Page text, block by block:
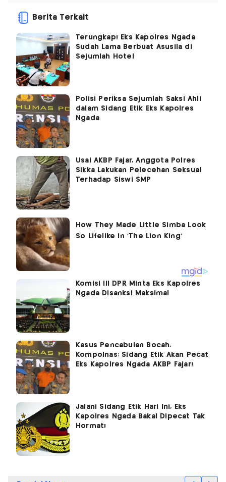
Berita Terkait
Terungkap! Eks Kapolres Ngada
Sudah Lama Berbuat Asusila di
Sejumlah Hotel
Polisi Periksa Sejumlah Saksi Ahli
dalam Sidang Etik Eks Kapolres
Ngada
Usai AKBP Fajar, Anggota Polres
Sikka Lakukan Pelecehan Seksual
Terhadap Siswi SMP
Komisi III DPR Minta Eks Kapolres
Ngada Disanksi Maksimal
Kasus Pencabulan Bocah,
Kompolnas: Sidang Etik Akan Pecat
Eks Kapolres Ngada AKBP Fajar!
Jalani Sidang Etik Hari Ini, Eks
Kapolres Ngada Bakal Dipecat Tak
Hormat!